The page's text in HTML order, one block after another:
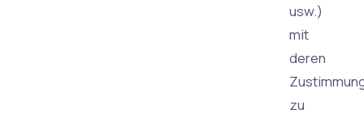
usw.)
mit
deren
zu